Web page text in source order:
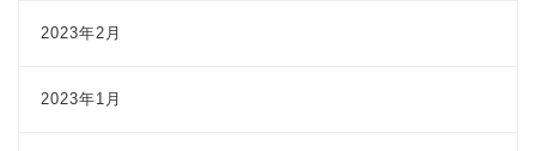
2023年2月
2023年1月